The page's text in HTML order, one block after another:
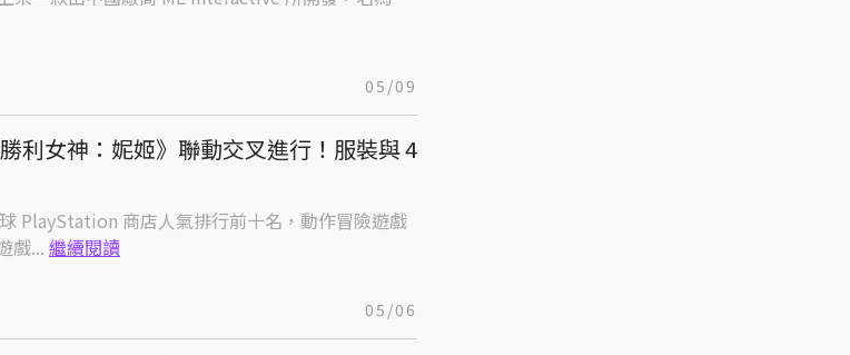
05/09
利女神：妮姬》聯動交叉進行！服裝與 4
PlayStation 商店人氣排行前十名，動作冒險遊戲
戲... 繼續閱讀
05/06